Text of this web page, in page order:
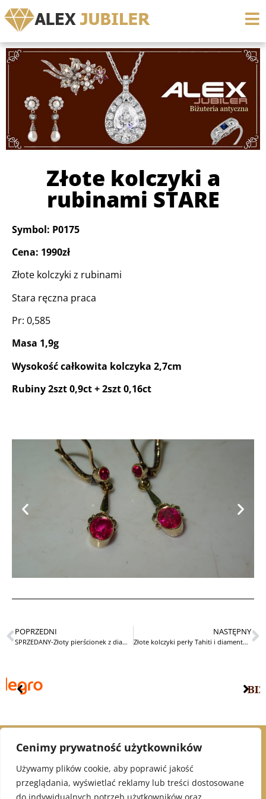
Cenimy prywatność użytkowników
Używamy plików cookie, aby poprawić jakość
przeglądania, wyświetlać reklamy lub treści dostosowane
Złote kolczyki a
rubinami STARE
Symbol: P0175
Cena: 1990zł
Złote kolczyki z rubinami
Stara ręczna praca
Pr: 0,585
Masa 1,9g
Wysokość całkowita kolczyka 2,7cm
Rubiny 2szt 0,9ct + 2szt 0,16ct
POPRZEDNI
SPRZEDANY-Złoty pierścionek z diamentami STARY
NASTĘPNY
Złote kolczyki perły Tahiti i diamenty-STARE
© 2021 Alex Jubiler
INFORMACJE: